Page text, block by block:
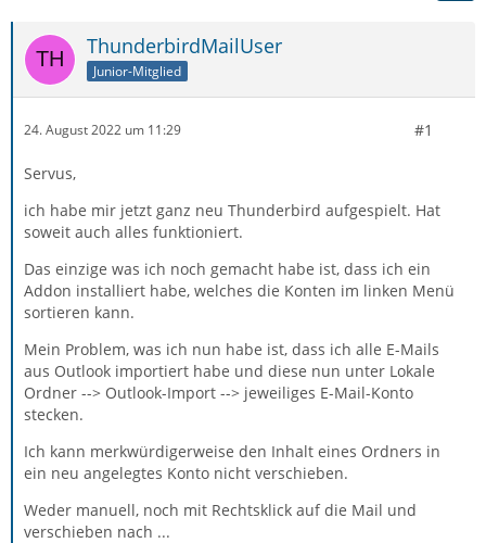
ThunderbirdMailUser
Junior-Mitglied
24. August 2022 um 11:29 #1
Servus,
ich habe mir jetzt ganz neu Thunderbird aufgespielt. Hat
soweit auch alles funktioniert.
Das einzige was ich noch gemacht habe ist, dass ich ein
Addon installiert habe, welches die Konten im linken Menü
sortieren kann.
Mein Problem, was ich nun habe ist, dass ich alle E-Mails
aus Outlook importiert habe und diese nun unter Lokale
Ordner --> Outlook-Import --> jeweiliges E-Mail-Konto
stecken.
Ich kann merkwürdigerweise den Inhalt eines Ordners in
ein neu angelegtes Konto nicht verschieben.
Weder manuell, noch mit Rechtsklick auf die Mail und
verschieben nach ...